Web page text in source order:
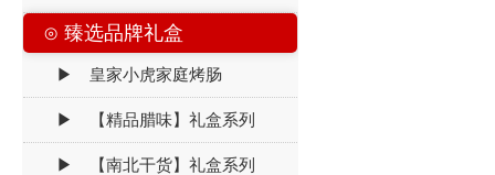
⊙ 臻选品牌礼盒
▶ 皇家小虎家庭烤肠
▶ 【精品腊味】礼盒系列
▶ 【南北干货】礼盒系列